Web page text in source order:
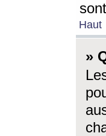
Haut
»